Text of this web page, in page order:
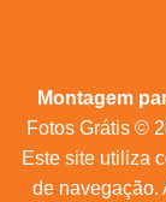
Montagem
Fotos Grátis ©
Este site utiliza
de navegação.